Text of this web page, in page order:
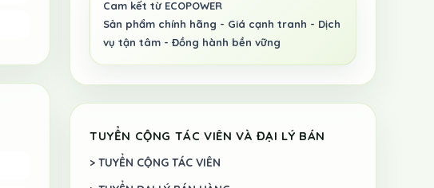
TUYỂN CỘNG TÁC VIÊN VÀ ĐẠI LÝ BÁN
> TUYỂN CỘNG TÁC VIÊN